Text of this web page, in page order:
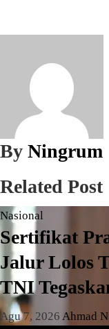
By Ningrum
Related Post
Nasional
Sertifikat
Jalur Lolos
TNI
Agu 7, 2026 Ahmad